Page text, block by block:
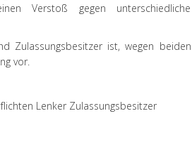
Verstoß gegen unterschiedliche
Zulassungsbesitzer ist, wegen beiden
vor.
Lenker Zulassungsbesitzer